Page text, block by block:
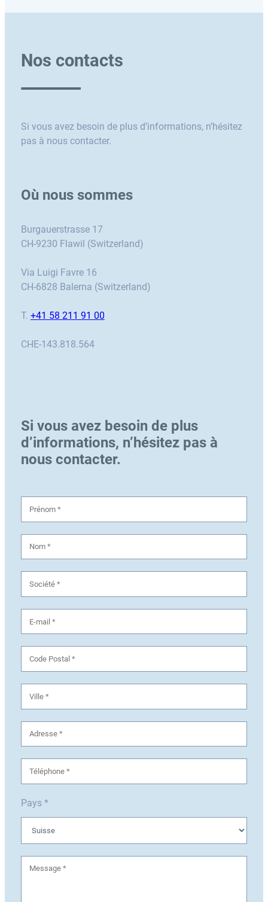
Nos contacts
Si vous avez besoin de plus d’informations, n’hésitez
pas à nous contacter.
Où nous sommes
Burgauerstrasse 17
CH-9230 Flawil (Switzerland)
Via Luigi Favre 16
CH-6828 Balerna (Switzerland)
T. +41 58 211 91 00
CHE-143.818.564
Si vous avez besoin de plus
d’informations, n’hésitez pas à
nous contacter.
Pays *